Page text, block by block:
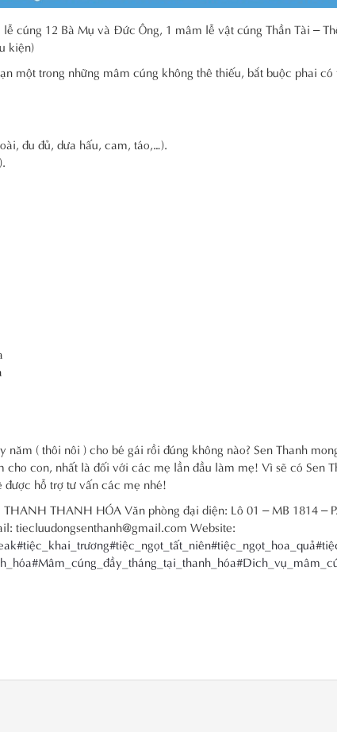
lễ cúng 12 Bà Mụ và Đức Ông, 1 mâm lễ vật cúng Thần Tài –
kiện)
một trong những mâm cúng không thê thiếu, bắt buộc phai có
đu đủ, dưa hấu, cam, táo,…).
( thôi nôi ) cho bé gái rồi đúng không nào? Sen Thanh
con, nhất là đối với các mẹ lần đầu làm mẹ! Vì sẽ có Sen
được hỗ trợ tư vấn các mẹ nhé!
THANH HÓA Văn phòng đại diện: Lô 01 – MB 1814 –
tiecluudongsenthanh@gmail.com Website:
#tiệc_khai_trương#tiệc_ngọt_tất_niên#tiệc_ngọt_hoa_quả
#Mâm_cúng_đầy_tháng_tại_thanh_hóa